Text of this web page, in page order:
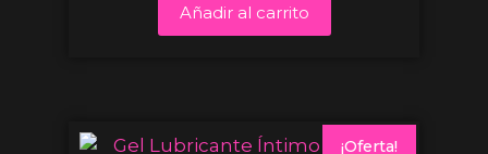
Añadir al carrito
¡Oferta!